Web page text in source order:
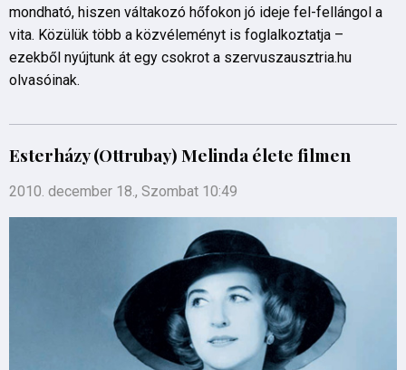
mondható, hiszen váltakozó hőfokon jó ideje fel-fellángol a
vita. Közülük több a közvéleményt is foglalkoztatja –
ezekből nyújtunk át egy csokrot a szervuszausztria.hu
olvasóinak.
Esterházy (Ottrubay) Melinda élete filmen
2010. december 18., Szombat 10:49